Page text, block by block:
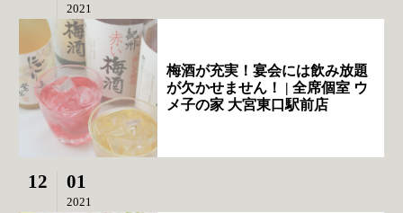
2021
梅酒が充実！宴会には飲み放題
が欠かせません！ | 全席個室 ウ
メ子の家 大宮東口駅前店
12 01
2021